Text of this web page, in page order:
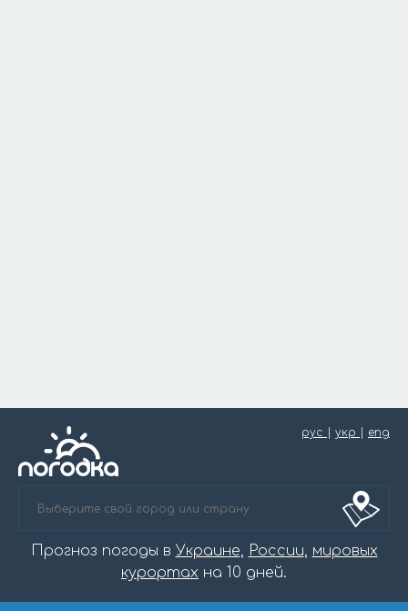
рус укр eng
Прогноз погоды в Украине, России, мировых
курортах на 10 дней.